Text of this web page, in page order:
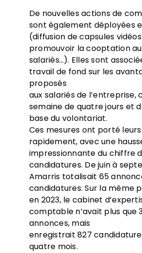
De nouvelles actions de
sont également déployées
(diffusion de capsules
promouvoir la cooptation
salariés…). Elles sont
travail de fond sur les
proposés
aux salariés de l’entreprise,
semaine de quatre jours et
base du volontariat.
Ces mesures ont porté
rapidement, avec une
impressionnante du chiffre
candidatures. De juin à
Amarris totalisait 65
candidatures. Sur la même
en 2023, le cabinet
comptable n’avait plus que
annonces, mais
enregistrait 827
quatre mois.